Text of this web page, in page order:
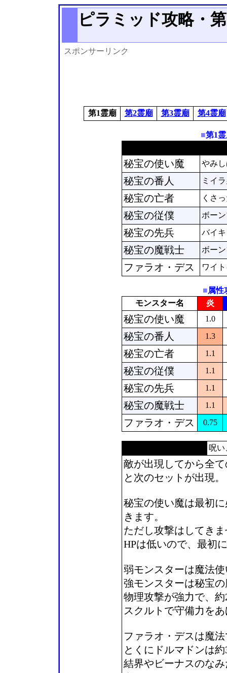
ピラミッド攻略・
スポンサーリンク
第1霊廟 第2霊廟 第3霊廟 第4霊廟
■第1
秘宝の使い魔 やみ
秘宝の番人 ミイ
秘宝の亡者 くさ
秘宝の従僕 ボー
秘宝の先兵 バイ
秘宝の魔戦士 ボー
ファラオ・デス ワイ
■属性
モンスター名
炎
秘宝の使い魔 1.0
秘宝の番人 1.3
秘宝の亡者 1.1
秘宝の従僕 1.1
秘宝の先兵 1.1
秘宝の魔戦士 1.1
ファラオ・デス 0.75
呪
敵が出現してから全
と次のセットが出現。
秘宝の使い魔は最初
きます。
ただし攻撃はしてき
HPは低いので、最初
弱モンスターは魔法
強モンスターは秘宝
物理攻撃が強力で、
スクルトで守備力を
ファラオ・デスは魔
とくにドルマドンは
結界やビーナスのな